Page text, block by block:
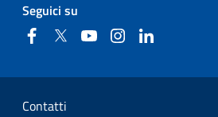
Seguici su
FacebookTwitter YouTubeInstagram
Sezione Link Utili
Contatti